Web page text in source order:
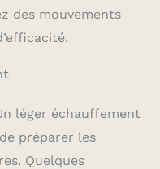
des mouvements
léger échauffement
préparer les
Quelques